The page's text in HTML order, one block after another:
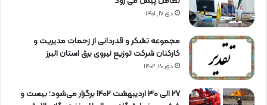
دی ۱۷, ۱۴۰۱
مجموعه تشکر و قدردانی از زحمات مدیریت و
کارکنان شرکت توزیع نیروی برق استان البرز
دی ۲۰, ۱۴۰۲
27 الی 30 اردیبهشت 1402 برگزار می‌شود؛ بیست و